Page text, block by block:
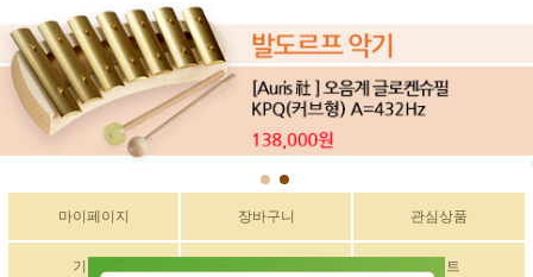
마이페이지 장바구니 관심상품
기획전 이벤트